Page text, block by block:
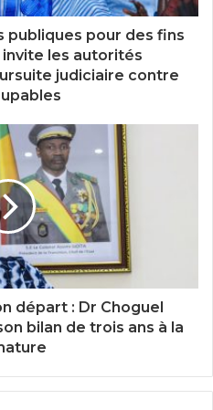
publiques pour des fins
les autorités
judiciaire contre
départ : Dr Choguel
bilan de trois ans à la